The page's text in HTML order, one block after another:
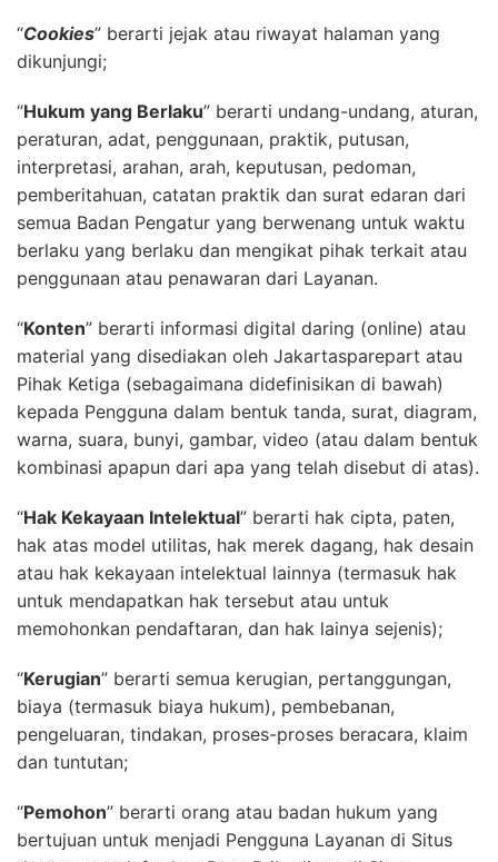
“Cookies” berarti jejak atau riwayat halaman yang
dikunjungi;
“Hukum yang Berlaku” berarti undang-undang, aturan,
peraturan, adat, penggunaan, praktik, putusan,
interpretasi, arahan, arah, keputusan, pedoman,
pemberitahuan, catatan praktik dan surat edaran dari
semua Badan Pengatur yang berwenang untuk waktu
berlaku yang berlaku dan mengikat pihak terkait atau
penggunaan atau penawaran dari Layanan.
“Konten” berarti informasi digital daring (online) atau
material yang disediakan oleh Jakartasparepart atau
Pihak Ketiga (sebagaimana didefinisikan di bawah)
kepada Pengguna dalam bentuk tanda, surat, diagram,
warna, suara, bunyi, gambar, video (atau dalam bentuk
kombinasi apapun dari apa yang telah disebut di atas).
“Hak Kekayaan Intelektual” berarti hak cipta, paten,
hak atas model utilitas, hak merek dagang, hak desain
atau hak kekayaan intelektual lainnya (termasuk hak
untuk mendapatkan hak tersebut atau untuk
memohonkan pendaftaran, dan hak lainya sejenis);
“Kerugian” berarti semua kerugian, pertanggungan,
biaya (termasuk biaya hukum), pembebanan,
pengeluaran, tindakan, proses-proses beracara, klaim
dan tuntutan;
“Pemohon” berarti orang atau badan hukum yang
bertujuan untuk menjadi Pengguna Layanan di Situs